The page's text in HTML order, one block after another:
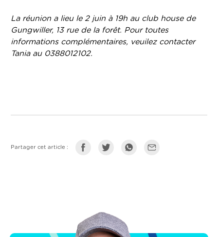
La réunion a lieu le 2 juin à 19h au club house de
Gungwiller, 13 rue de la forêt. Pour toutes
informations complémentaires, veuilez contacter
Tania au 0388012102.
Partager cet article :